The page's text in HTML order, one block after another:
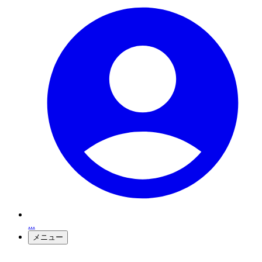
...
メニュー